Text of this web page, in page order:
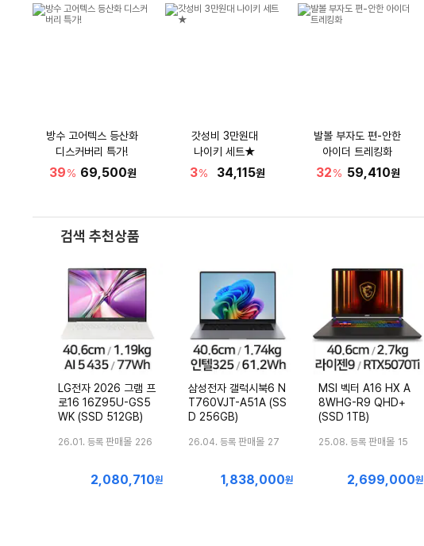
방수 고어텍스 등산화
디스커버리 특가!
39% 69,500원
갓성비 3만원대
나이키 세트★
3% 34,115원
발볼 부자도 편-안한
아이더 트레킹화
32% 59,410원
검색 추천상품
LG전자 2026 그램 프
로16 16Z95U-GS5
WK (SSD 512GB)
26.01. 등록 판매몰 226
최
2,080,710원
삼성전자 갤럭시북6 N
T760VJT-A51A (SS
D 256GB)
26.04. 등록 판매몰 27
최1,838,000원
MSI 벡터 A16 HX A
8WHG-R9 QHD+
(SSD 1TB)
25.08. 등록 판매몰 15
최
2,699,000원